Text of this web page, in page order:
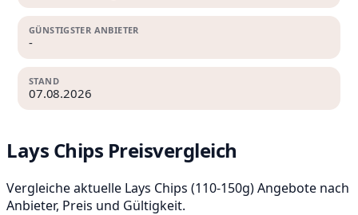
GÜNSTIGSTER ANBIETER
-
STAND
07.08.2026
Lays Chips Preisvergleich
Vergleiche aktuelle Lays Chips (110-150g) Angebote nach
Anbieter, Preis und Gültigkeit.